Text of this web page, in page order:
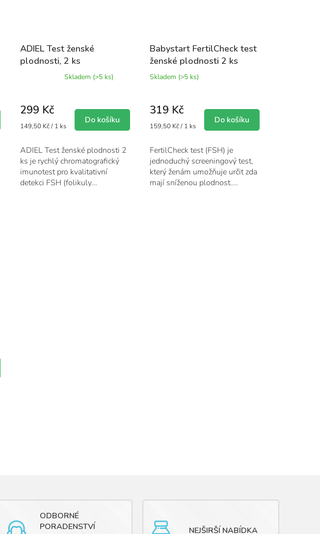
ADIEL Test ženské
plodnosti, 2 ks
5,0
5
Skladem (>5 ks)
299 Kč
Měrná
149,50 Kč / 1 ks
Do košíku
ADIEL Test ženské plodnosti 2
ks je rychlý chromatografický
imunotest pro kvalitativní
detekci FSH (folikuly...
Babystart FertilCheck test
ženské plodnosti 2 ks
Skladem (>5 ks)
319 Kč
Měrná
159,50 Kč / 1 ks
Do košíku
FertilCheck test (FSH) je
jednoduchý screeningový test,
který ženám umožňuje určit zda
mají sníženou plodnost....
a
c
í
p
ODBORNÉ
PORADENSTVÍ
NEJŠIRŠÍ NABÍDKA